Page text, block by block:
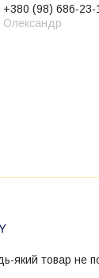
+380 (98) 686-23-
Олександр
який товар не